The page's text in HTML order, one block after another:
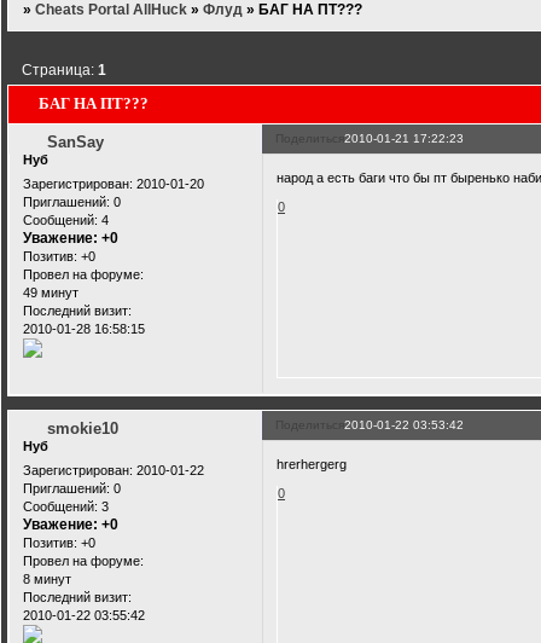
»Cheats Portal AllHuck »Флуд » БАГ НА ПТ???
БАГ НА ПТ???
Страница:1
Поделиться2010-01-21 17:22:23
SanSay
Нуб
Зарегистрирован: 2010-01-20
Приглашений: 0
Сообщений: 4
Уважение: +0
Позитив: +0
Провел на форуме:
49 минут
Последний визит:
2010-01-28 16:58:15
народ а есть баги что бы пт быренько
0
Поделиться2010-01-22 03:53:42
smokie10
Нуб
Зарегистрирован: 2010-01-22
Приглашений: 0
Сообщений: 3
Уважение: +0
Позитив: +0
Провел на форуме:
8 минут
Последний визит:
2010-01-22 03:55:42
hrerhergerg
0